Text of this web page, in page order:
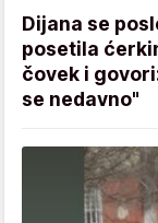
Dijana se
posetila
čovek i
se nedavno"